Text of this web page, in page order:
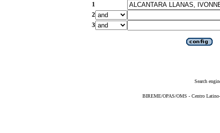
1
2
3
Search
BIREME/OPAS/OMS - Centro Latino-